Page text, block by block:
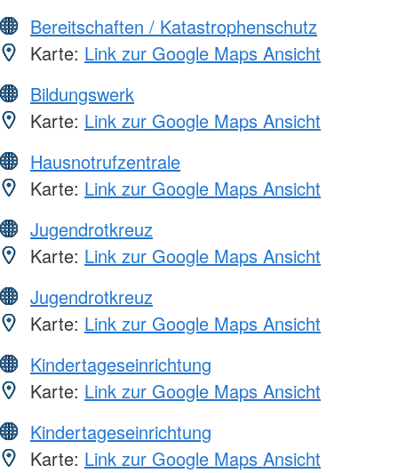
Bereitschaften / Katastrophenschutz
Karte: Link zur Google Maps Ansicht
Bildungswerk
Karte: Link zur Google Maps Ansicht
Hausnotrufzentrale
Karte: Link zur Google Maps Ansicht
Jugendrotkreuz
Karte: Link zur Google Maps Ansicht
Jugendrotkreuz
Karte: Link zur Google Maps Ansicht
Kindertageseinrichtung
Karte: Link zur Google Maps Ansicht
Kindertageseinrichtung
Karte: Link zur Google Maps Ansicht